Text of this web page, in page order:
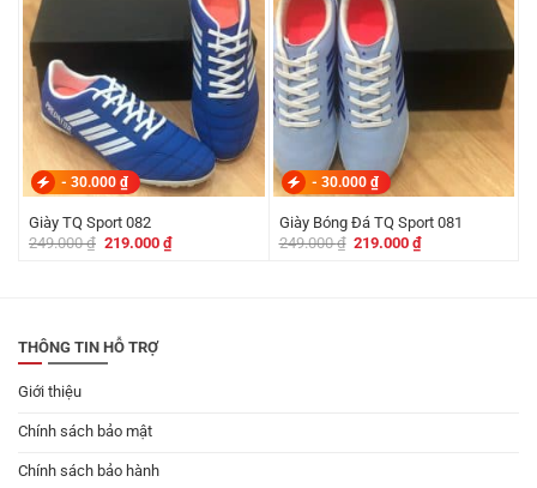
- 30.000 ₫
Giày TQ Sport 082
249.000₫ Giá
219.000 ₫Giá
hiện
- 30.000 ₫
Giày Bóng Đá TQ Sport 081
249.000₫ Giá
219.000₫Giá
THÔNG TIN HỖ TRỢ
Giới thiệu
Chính sách bảo mật
Chính sách bảo hành